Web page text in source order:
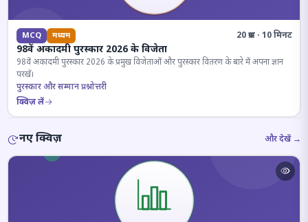
MCQ मध्यम 20 प्रश्न · 10 मिनट
98वें अकादमी पुरस्कार 2026 के विजेता
98वें अकादमी पुरस्कार 2026 के प्रमुख विजेताओं और पुरस्कार वितरण के बारे में अपना ज्ञान
परखें।
पुरस्कार और सम्मान प्रश्नोत्तरी
क्विज़ लें
नए क्विज़ और देखें →